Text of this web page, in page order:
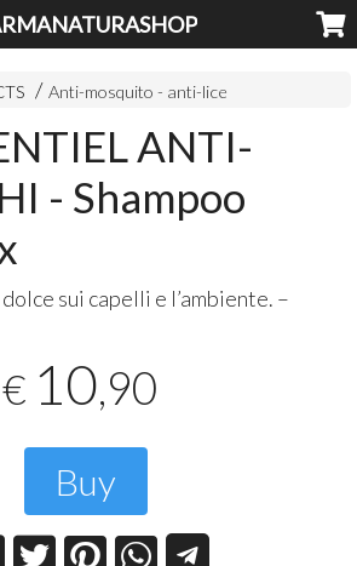
Anti-mosquito - anti-lice
ANTI-
- Shampoo
sui capelli e l’ambiente. –
€ 10,90
Buy